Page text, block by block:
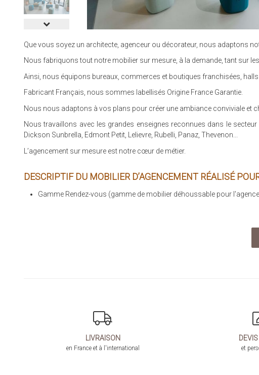
Que vous soyez un architecte, agenceur ou décorateur, nous adaptons
Nous fabriquons tout notre mobilier sur mesure, à la demande, tant sur
Ainsi, nous équipons bureaux, commerces et boutiques franchisées, halls
Fabricant Français, nous sommes labellisés Origine France Garantie.
Nous nous adaptons à vos plans pour créer une ambiance conviviale et
Nous travaillons avec les grandes enseignes reconnues dans le secteur
Dickson Sunbrella, Edmont Petit, Lelievre, Rubelli, Panaz, Thevenon...
L’agencement sur mesure est notre cœur de métier.
DESCRIPTIF DU MOBILIER D’AGENCEMENT RÉALISÉ
Gamme Rendez-vous (gamme de mobilier déhoussable pour
LIVRAISON
en France et à l'international et